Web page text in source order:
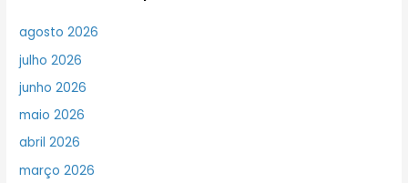
agosto 2026
julho 2026
junho 2026
maio 2026
abril 2026
março 2026